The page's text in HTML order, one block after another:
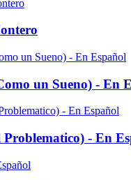
un Sueno) - En
- En